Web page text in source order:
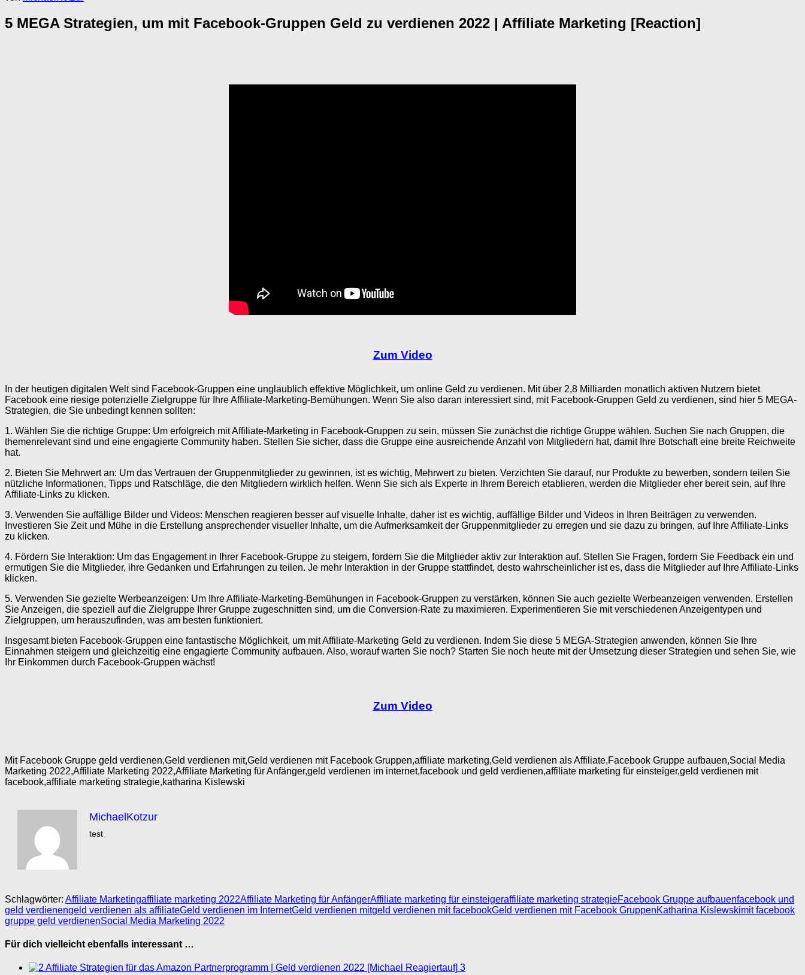
5 MEGA Strategien, um mit Facebook-Gruppen Geld zu verdienen 2022 | Affiliate Marketing [Reaction]
Zum Video
In der heutigen digitalen Welt sind Facebook-Gruppen eine unglaublich effektive Möglichkeit, um online Geld zu verdienen. Mit über 2,8 Milliarden monatlich aktiven Nutzern bietet
Facebook eine riesige potenzielle Zielgruppe für Ihre Affiliate-Marketing-Bemühungen. Wenn Sie also daran interessiert sind, mit Facebook-Gruppen Geld zu verdienen, sind hier 5 MEGA-
Strategien, die Sie unbedingt kennen sollten:
1. Wählen Sie die richtige Gruppe: Um erfolgreich mit Affiliate-Marketing in Facebook-Gruppen zu sein, müssen Sie zunächst die richtige Gruppe wählen. Suchen Sie nach Gruppen, die
themenrelevant sind und eine engagierte Community haben. Stellen Sie sicher, dass die Gruppe eine ausreichende Anzahl von Mitgliedern hat, damit Ihre Botschaft eine breite Reichweite
hat.
2. Bieten Sie Mehrwert an: Um das Vertrauen der Gruppenmitglieder zu gewinnen, ist es wichtig, Mehrwert zu bieten. Verzichten Sie darauf, nur Produkte zu bewerben, sondern teilen Sie
nützliche Informationen, Tipps und Ratschläge, die den Mitgliedern wirklich helfen. Wenn Sie sich als Experte in Ihrem Bereich etablieren, werden die Mitglieder eher bereit sein, auf Ihre
Affiliate-Links zu klicken.
3. Verwenden Sie auffällige Bilder und Videos: Menschen reagieren besser auf visuelle Inhalte, daher ist es wichtig, auffällige Bilder und Videos in Ihren Beiträgen zu verwenden.
Investieren Sie Zeit und Mühe in die Erstellung ansprechender visueller Inhalte, um die Aufmerksamkeit der Gruppenmitglieder zu erregen und sie dazu zu bringen, auf Ihre Affiliate-Links
zu klicken.
4. Fördern Sie Interaktion: Um das Engagement in Ihrer Facebook-Gruppe zu steigern, fordern Sie die Mitglieder aktiv zur Interaktion auf. Stellen Sie Fragen, fordern Sie Feedback ein und
ermutigen Sie die Mitglieder, ihre Gedanken und Erfahrungen zu teilen. Je mehr Interaktion in der Gruppe stattfindet, desto wahrscheinlicher ist es, dass die Mitglieder auf Ihre Affiliate-Links
klicken.
5. Verwenden Sie gezielte Werbeanzeigen: Um Ihre Affiliate-Marketing-Bemühungen in Facebook-Gruppen zu verstärken, können Sie auch gezielte Werbeanzeigen verwenden. Erstellen
Sie Anzeigen, die speziell auf die Zielgruppe Ihrer Gruppe zugeschnitten sind, um die Conversion-Rate zu maximieren. Experimentieren Sie mit verschiedenen Anzeigentypen und
Zielgruppen, um herauszufinden, was am besten funktioniert.
Insgesamt bieten Facebook-Gruppen eine fantastische Möglichkeit, um mit Affiliate-Marketing Geld zu verdienen. Indem Sie diese 5 MEGA-Strategien anwenden, können Sie Ihre
Einnahmen steigern und gleichzeitig eine engagierte Community aufbauen. Also, worauf warten Sie noch? Starten Sie noch heute mit der Umsetzung dieser Strategien und sehen Sie, wie
Ihr Einkommen durch Facebook-Gruppen wächst!
Zum Video
Mit Facebook Gruppe geld verdienen,Geld verdienen mit,Geld verdienen mit Facebook Gruppen,affiliate marketing,Geld verdienen als Affiliate,Facebook Gruppe aufbauen,Social Media
Marketing 2022,Affiliate Marketing 2022,Affiliate Marketing für Anfänger,geld verdienen im internet,facebook und geld verdienen,affiliate marketing für einsteiger,geld verdienen mit
facebook,affiliate marketing strategie,katharina Kislewski
MichaelKotzur
test
Schlagwörter: Affiliate Marketingaffiliate marketing 2022Affiliate Marketing für AnfängerAffiliate marketing für einsteigeraffiliate marketing strategieFacebook Gruppe aufbauenfacebook und
geld verdienengeld verdienen als affiliateGeld verdienen im InternetGeld verdienen mitgeld verdienen mit facebookGeld verdienen mit Facebook GruppenKatharina Kislewskimit facebook
gruppe geld verdienenSocial Media Marketing 2022
Für dich vielleicht ebenfalls interessant …
3